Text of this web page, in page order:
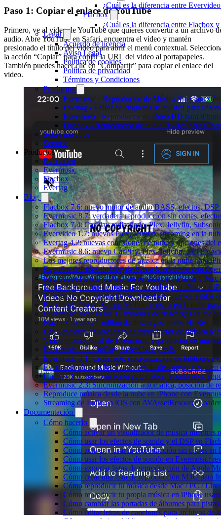
¿Cuál es la diferencia entre
Flacbox
¿Cuál es la diferencia entre Flacbox
Legal
Acuerdo de licencia
Aviso Legal
Política de cookies
Política de privacidad
Términos y Condiciones
Productos
Evermusic - Reproductor de Música Sin
Evertag - Editor de etiquetas de música para
Evervideo - Reproductor de vídeo HD para
Flacbox - Reproductor de audio Hi-Res para
Sobre nosotros
Soporte
Productos
Evervideo
Evermusic
Flacbox
Evertag
Blog
Flacbox 7.6: nuevo motor de audio BASS, efectos,
Evermusic 8.7: verdadera reproducción sin cortes,
Flacbox 7.4: CarPlay rediseñado, Plex, Jellyfin,
Evervideo 1.7: nuevos Plex, Jellyfin, streaming en la
Evertag 4.2: nuevas conexiones de nube y opciones del
Evermusic 8.6: nuevo CarPlay, Plex, Jellyfin, SFTP y
Los mejores reproductores de música en la nube para
Exportar artículos de blog de Wix a Markdown con
Reproduce FLAC y DSD sin pérdidas en iPhone y Mac
Mejor reproductor de música en la nube para iPhone e
Evermusic 6.8: Aliyun Drive, Synology, nuevos estilos
Evermusic Pro en Setapp Mobile: música en la nube
Evermusic alcanza los 11 millones de descargas en todo
Flacbox alcanza 1 millón de descargas: audio Hi-Res
Las 5 mejores aplicaciones de reproductor de música
Vídeo promocional de Evermusic: reproductor de
Evermusic 3.6: CarPlay, VoiceOver y más
Evermusic 3.1: Crossfade, sincronización de biblioteca
Evermusic alcanza los 3 millones de descargas: resumen
Flacbox 1.6: sincronización automática, ecualizador,
Evermusic 2.3: Sincronización automática, posición de
Reproduce música desde la nube en iPhone con
Streaming de audio en iOS con AVAssetResourceLoader
Documentación
Cómo hacerlo
Cómo activar un visualizador de música mientras
Cómo usar los efectos de sonido y el DSP en
Cómo activar y usar la reproducción sin cortes en
Cómo usar los efectos de sonido en Evermusic:
Cómo exportar listas de reproducción de Apple
Cómo crear una lista de reproducción M3U para
Cómo reproducir tu música desde Mac / PC /
Cómo reproducir tu propia música en iPhone
Cómo cambiar las portadas de álbumes para
Cómo editar letras de canciones para archivos de
Paso 1: Copiar el enlace de YouTube
Primero, ve al video de YouTube que quieres convertir a un archivo
audio. Abre YouTube en Safari, encuentra el video y mantén
presionado el título del video para abrir el menú contextual.
la acción “Copiar” para copiar la URL del video al portapapeles.
También puedes hacer clic en “Compartir” para copiar el enlace del
video.